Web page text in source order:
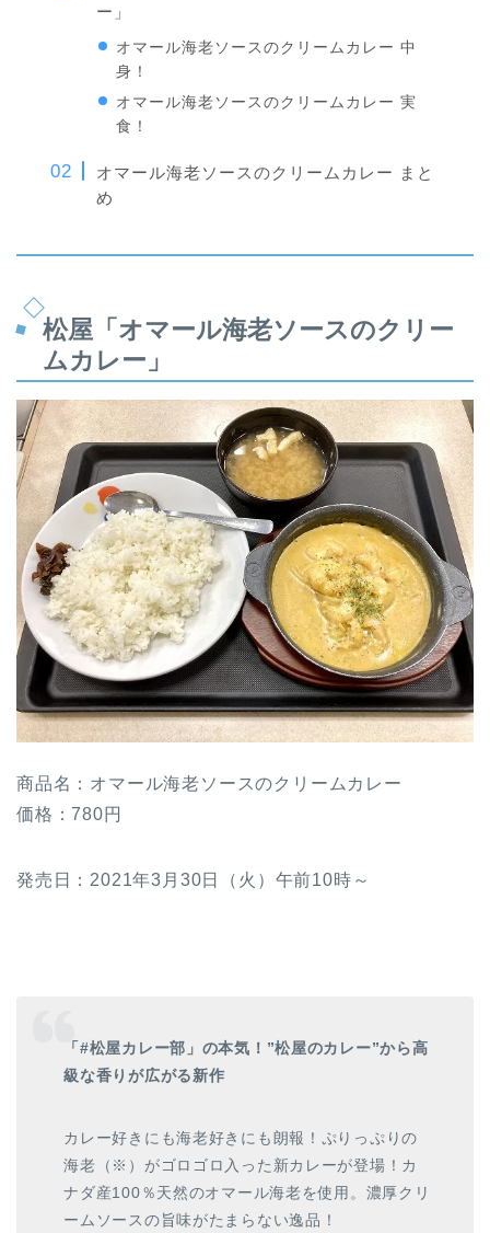
ー」
オマール海老ソースのクリームカレー 中
身！
オマール海老ソースのクリームカレー 実
食！
オマール海老ソースのクリームカレー まと
め
松屋「オマール海老ソースのクリー
ムカレー」
商品名：オマール海老ソースのクリームカレー
価格：780円
発売日：2021年3月30日（火）午前10時～
「#松屋カレー部」の本気！”松屋のカレー”から高
級な香りが広がる新作
カレー好きにも海老好きにも朗報！ぷりっぷりの
海老（※）がゴロゴロ入った新カレーが登場！カ
ナダ産100％天然のオマール海老を使用。濃厚クリ
ームソースの旨味がたまらない逸品！